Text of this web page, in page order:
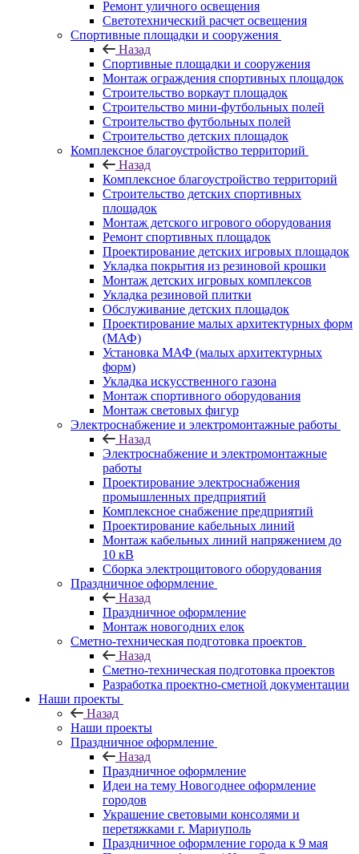
Ремонт уличного освещения
Светотехнический расчет освещения
Спортивные площадки и сооружения
Назад
Спортивные площадки и сооружения
Монтаж ограждения спортивных площадок
Строительство воркаут площадок
Строительство мини-футбольных полей
Строительство футбольных полей
Строительство детских площадок
Комплексное благоустройство территорий
Назад
Комплексное благоустройство территорий
Строительство детских спортивных
площадок
Монтаж детского игрового оборудования
Ремонт спортивных площадок
Проектирование детских игровых площадок
Укладка покрытия из резиновой крошки
Монтаж детских игровых комплексов
Укладка резиновой плитки
Обслуживание детских площадок
Проектирование малых архитектурных форм
(МАФ)
Установка МАФ (малых архитектурных
форм)
Укладка искусственного газона
Монтаж спортивного оборудования
Монтаж световых фигур
Электроснабжение и электромонтажные работы
Назад
Электроснабжение и электромонтажные
работы
Проектирование электроснабжения
промышленных предприятий
Комплексное снабжение предприятий
Проектирование кабельных линий
Монтаж кабельных линий напряжением до
10 кВ
Сборка электрощитового оборудования
Праздничное оформление
Назад
Праздничное оформление
Монтаж новогодних елок
Сметно-техническая подготовка проектов
Назад
Сметно-техническая подготовка проектов
Разработка проектно-сметной документации
Наши проекты
Назад
Наши проекты
Праздничное оформление
Назад
Праздничное оформление
Идеи на тему Новогоднее оформление
городов
Украшение световыми консолями и
перетяжками г. Мариуполь
Праздничное оформление города к 9 мая